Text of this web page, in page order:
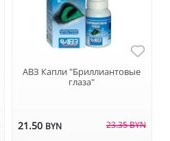
АВЗ Капли "Бриллиантовые
глаза"
21.50 BYN 23.35 BYN